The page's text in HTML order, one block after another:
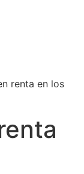
renta en los